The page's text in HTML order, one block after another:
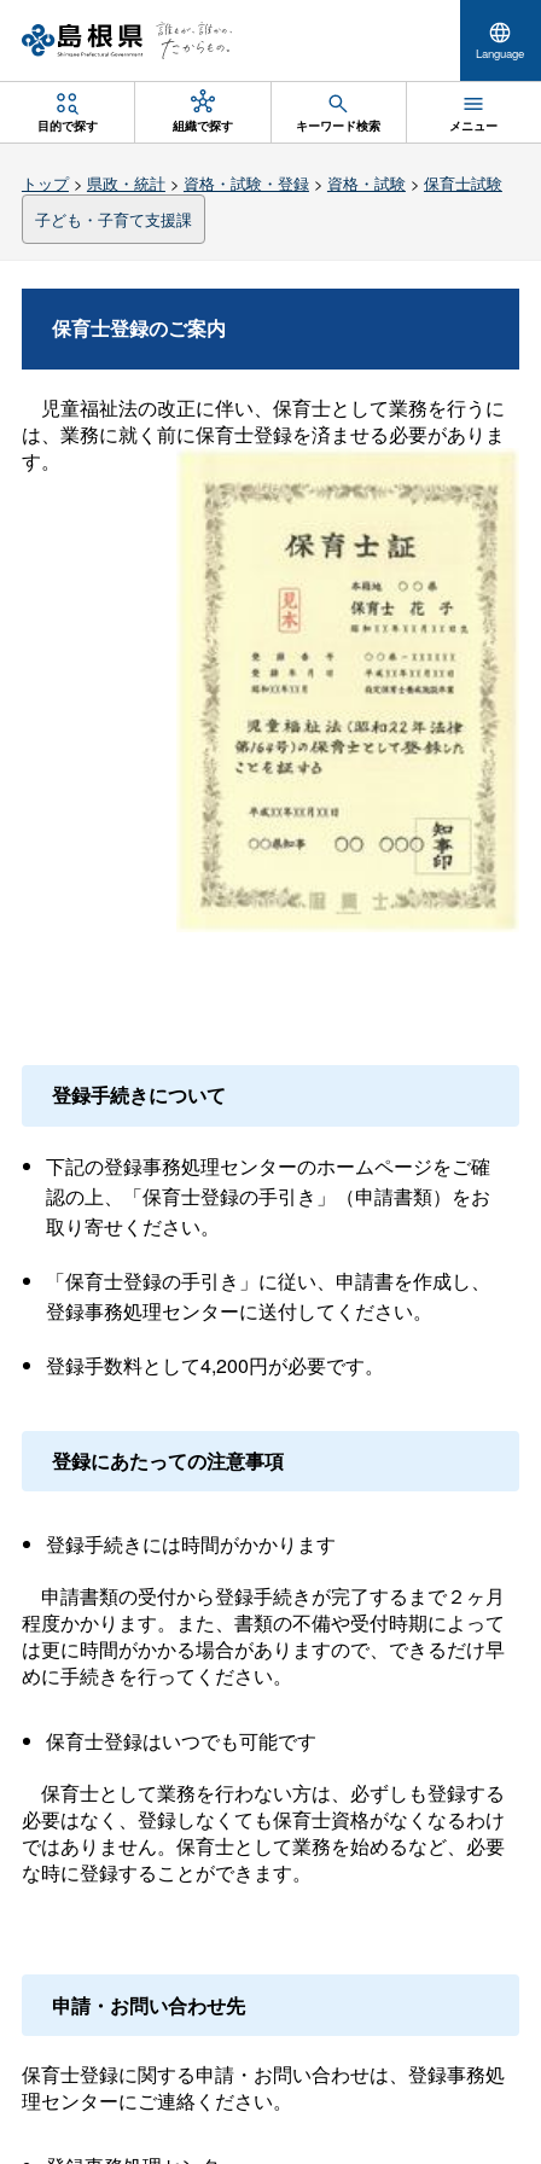
Language
目的で探す 組織で探す キーワード検索 メニュー
トップ> 県政・統計> 資格・試験・登録> 資格・試験> 保育士試験
子ども・子育て支援課
保育士登録のご案内
児童福祉法の改正に伴い、保育士として業務を行うに
は、業務に就く前に保育士登録を済ませる必要がありま
す。
登録手続きについて
下記の登録事務処理センターのホームページをご確
認の上、「保育士登録の手引き」（申請書類）をお
取り寄せください。
「保育士登録の手引き」に従い、申請書を作成し、
登録事務処理センターに送付してください。
登録手数料として4,200円が必要です。
登録にあたっての注意事項
登録手続きには時間がかかります
申請書類の受付から登録手続きが完了するまで２ヶ月
程度かかります。また、書類の不備や受付時期によって
は更に時間がかかる場合がありますので、できるだけ早
めに手続きを行ってください。
保育士登録はいつでも可能です
保育士として業務を行わない方は、必ずしも登録する
必要はなく、登録しなくても保育士資格がなくなるわけ
ではありません。保育士として業務を始めるなど、必要
な時に登録することができます。
申請・お問い合わせ先
保育士登録に関する申請・お問い合わせは、登録事務処
理センターにご連絡ください。